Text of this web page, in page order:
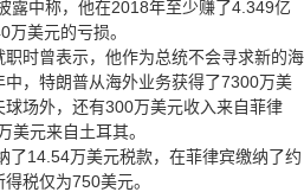
露中称，他在2018年至少赚了4.349亿
美元的亏损。
时曾表示，他作为总统不会寻求新的海
，特朗普从海外业务获得了7300万美
场外，还有300万美元收入来自菲律
美元来自土耳其。
14.54万美元税款，在菲律宾缴纳了约
税仅为750美元。